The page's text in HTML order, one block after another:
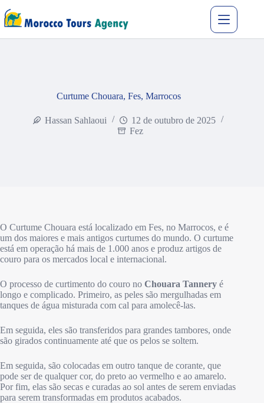
Curtume Chouara, Fes, Marrocos
Hassan Sahlaoui
12 de outubro de 2025
Fez
O Curtume Chouara está localizado em Fes, no Marrocos, e é
um dos maiores e mais antigos curtumes do mundo. O curtume
está em operação há mais de 1.000 anos e produz artigos de
couro para os mercados local e internacional.
O processo de curtimento do couro no Chouara Tannery é
longo e complicado. Primeiro, as peles são mergulhadas em
tanques de água misturada com cal para amolecê-las.
Em seguida, eles são transferidos para grandes tambores, onde
são girados continuamente até que os pelos se soltem.
Em seguida, são colocadas em outro tanque de corante, que
pode ser de qualquer cor, do preto ao vermelho e ao amarelo.
Por fim, elas são secas e curadas ao sol antes de serem enviadas
para serem transformadas em produtos acabados.